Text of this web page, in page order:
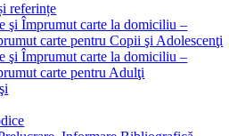
referințe
şi Împrumut carte la domiciliu –
carte pentru Copii şi Adolescenţi
şi Împrumut carte la domiciliu –
carte pentru Adulţi